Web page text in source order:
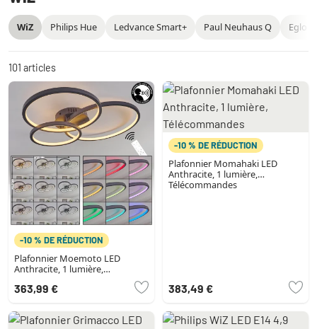
Philips Hue Ledvance Smart+ Paul Neuhaus Q Eglo
WiZ
101 articles
-10 % DE RÉDUCTION
Plafonnier Moemoto LED
Anthracite, 1 lumière,
363,99 €
-10 % DE RÉDUCTION
Plafonnier Momahaki LED
Anthracite, 1 lumière,
Télécommandes
383,49 €